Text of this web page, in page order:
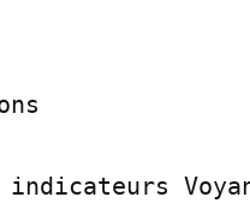
& indicateurs